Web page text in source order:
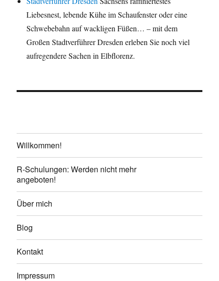
Liebesnest, lebende Kühe im Schaufenster oder eine
Schwebebahn auf wackligen Füßen… – mit dem
Großen Stadtverführer Dresden erleben Sie noch viel
aufregendere Sachen in Elbflorenz.
Willkommen!
R-Schulungen: Werden nicht mehr
angeboten!
Über mich
Blog
Kontakt
Impressum